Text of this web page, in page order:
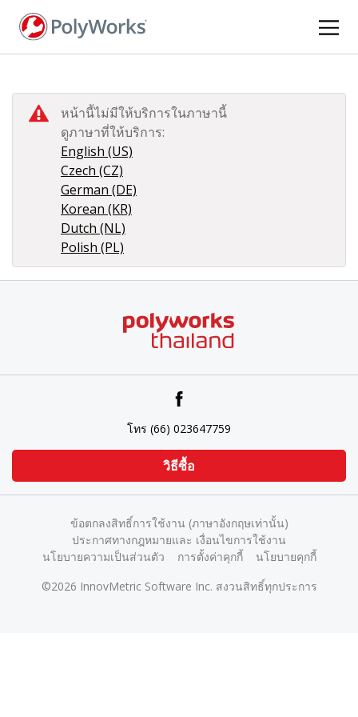
หน้านี้ไม่มีให้บริการในภาษานี้
ดูภาษาที่ให้บริการ:
English (US)
Czech (CZ)
German (DE)
Korean (KR)
Dutch (NL)
Polish (PL)
โทร (66) 023647759
วิธีซื้อ
©2026 InnovMetric Software Inc. สงวนสิทธิ์ทุกประการ
ข้อตกลงสิทธิ์การใช้งาน (ภาษาอังกฤษเท่านั้น)
ประกาศทางกฎหมายและ เงื่อนไขการใช้งาน
นโยบายความเป็นส่วนตัว
การตั้งค่าคุกกี้ นโยบายคุกกี้